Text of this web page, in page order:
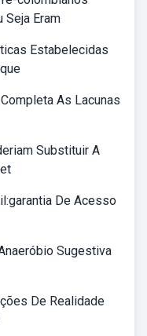
Seja Eram
Estabelecidas
As Lacunas
Substituir A
De Acesso
Sugestiva
De Realidade